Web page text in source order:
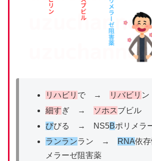
リハビリ で → リバビリ ン
細すぎ → ソホスブビル
びびる → NS5Bポリメラ
ランランラン → RNA依
メラーゼ阻害薬